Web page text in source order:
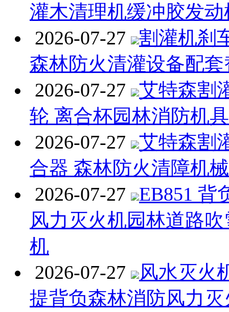
灌木清理机缓冲胶发
2026-07-27
割灌机刹
森林防火清灌设备配
2026-07-27
艾特森割
轮 离合杯园林消防机
2026-07-27
艾特森割
合器 森林防火清障机
2026-07-27
EB851 背
风力灭火机园林道路
机
2026-07-27
风水灭火
提背负森林消防风力